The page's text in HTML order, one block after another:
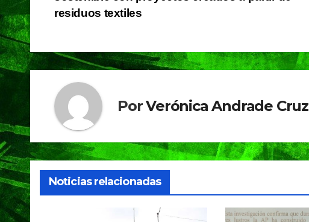
o
k
p
de
residuos textiles
PorVerónica Andrade Cruz
Noticias relacionadas